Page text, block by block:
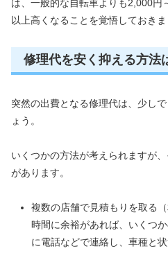
は、一般的な自転車よりも2,000円
以上高くなることを覚悟しておきま
修理代を安く抑える方法
突然の出費となる修理代は、少し
ょう。
いくつかの方法が考えられますが
があります。
複数の店舗で見積もりを取る（
時間に余裕があれば、いくつ
に電話などで連絡し、車種と